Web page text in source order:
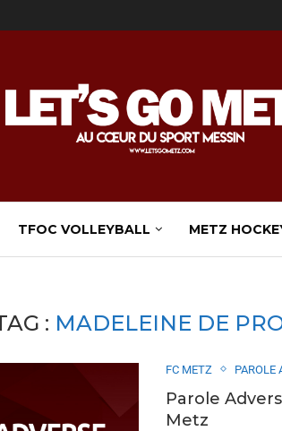
TFOC VOLLEYBALL METZ
: MADELEINE DE
FC METZ PAROLE
Parole
Metz